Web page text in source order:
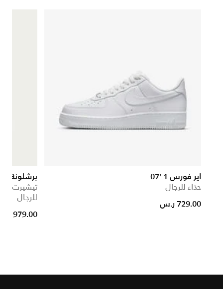
اير فورس 1 '07
حذاء للرجال
729.00 ر.س
برشلونة 27/2026 ماتش الأساسي
تيشيرت
للرجال
979.00 ر.س